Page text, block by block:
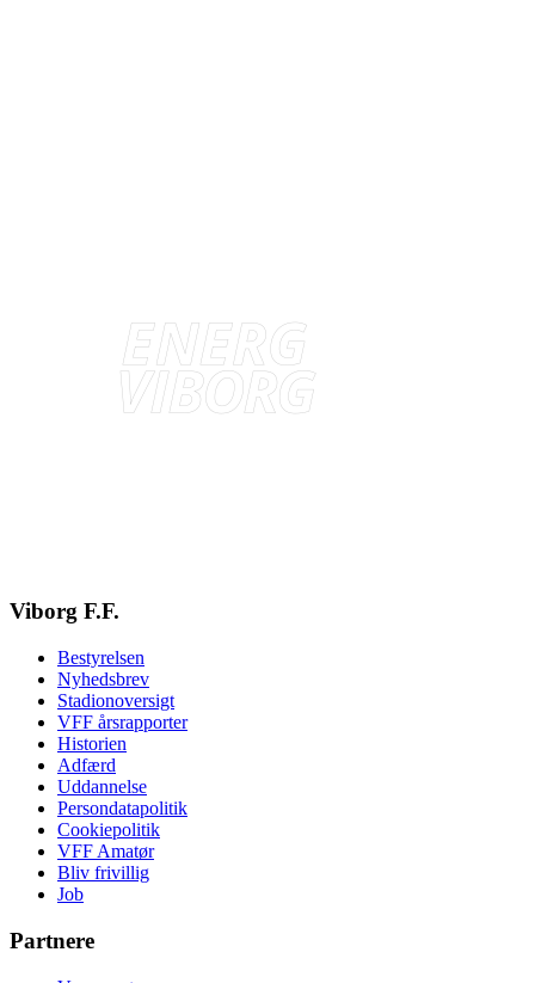
Viborg F.F.
Bestyrelsen
Nyhedsbrev
Stadionoversigt
VFF årsrapporter
Historien
Adfærd
Uddannelse
Persondatapolitik
Cookiepolitik
VFF Amatør
Bliv frivillig
Job
Partnere